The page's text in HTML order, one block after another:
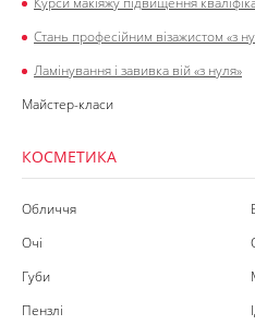
Стань професійним візажистом «з
Ламінування і завивка вій «з нуля»
Майстер-класи
КОСМЕТИКА
Обличчя
Очі
Губи
Пензлі